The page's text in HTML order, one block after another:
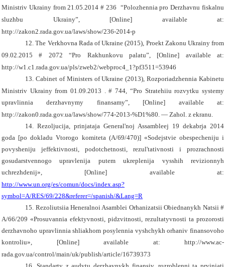
Ministriv Ukrainy from 21.05.2014 # 236 “Polozhennia pro Derzhavnu fiskalnu
sluzhbu Ukrainy”, [Online] available at:
http://zakon2.rada.gov.ua/laws/show/236-2014-p
12.The Verkhovna Rada of Ukraine (2015), Proekt Zakonu Ukrainy from
09.02.2015 # 2072 “Pro Rakhunkovu palatu”, [Online] available at:
http://w1.c1.rada.gov.ua/pls/zweb2/webproc4_1?pf3511=53946
13.Cabinet of Ministers of Ukraine (2013),Rozporiadzhennia Kabinetu
Ministriv Ukrainy from 01.09.2013 . # 744, “Pro Stratehiiu rozvytku systemy
upravlinnia derzhavnymy finansamy”, [Online] available at:
http://zakon0.rada.gov.ua/laws/show/774-2013-%D1%80. — Zahol. z ekranu.
14. Rezoljucija, prinjataja General'noj Assambleej 19 dekabrja 2014
goda [po dokladu Vtorogo komiteta (A/69/470)] «Sodejstvie obespecheniju i
povysheniju jeffektivnosti, podotchetnosti, rezul'tativnosti i prozrachnosti
gosudarstvennogo upravlenija putem ukreplenija vysshih revizionnyh
uchrezhdenij», [Online] available at:
http://www.un.org/es/comun/docs/index.asp?
symbol=A/RES/69/228&referer=/spanish/&Lang=R
15. Rezoliutsiia Heneralnoi Asamblei Orhanizatsii Obiednanykh Natsii #
A/66/209 «Prosuvannia efektyvnosti, pidzvitnosti, rezultatyvnosti ta prozorosti
derzhavnoho upravlinnia shliakhom posylennia vyshchykh orhaniv finansovoho
kontroliu», [Online]available at: http://www.ac-
rada.gov.ua/control/main/uk/publish/article/16739373